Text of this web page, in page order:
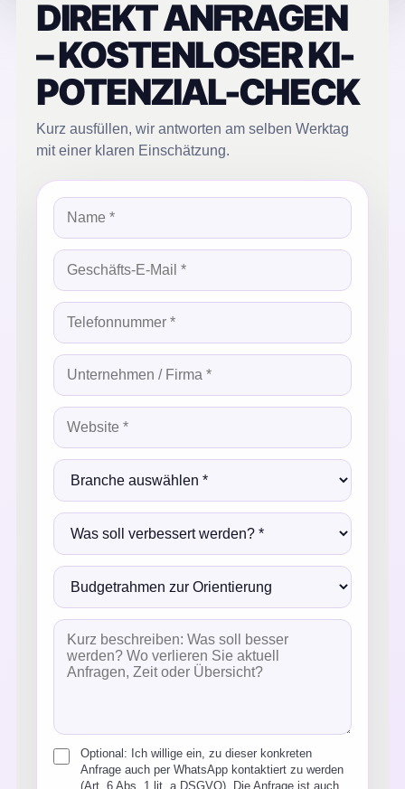
DIREKT ANFRAGEN
– KOSTENLOSER KI-
POTENZIAL-CHECK
Kurz ausfüllen, wir antworten am selben Werktag
mit einer klaren Einschätzung.
Optional: Ich willige ein, zu dieser konkreten
Anfrage auch per WhatsApp kontaktiert zu werden
(Art. 6 Abs. 1 lit. a DSGVO). Die Anfrage ist auch